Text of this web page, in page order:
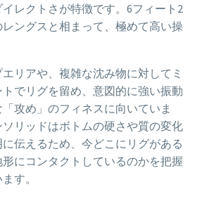
レクトさが特徴です。6フィート2
ングスと相まって、極めて高い操
リアや、複雑な沈み物に対してミ
でリグを留め、意図的に強い振動
攻め」のフィネスに向いていま
リッドはボトムの硬さや質の変化
伝えるため、今どこにリグがある
にコンタクトしているのかを把握
す。